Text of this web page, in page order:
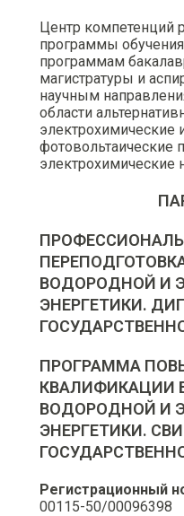
Центр компетенций
программы
программам
магистратуры и
научным
области
электрохимические
фотовольтаические
электрохимические
ВОДОРОДНОЙ И
ЭНЕРГЕТИКИ.
ПРОГРАММА
КВАЛИФИКАЦИИ
ВОДОРОДНОЙ И
ЭНЕРГЕТИКИ.
Регистрационный
00115-50/00096398